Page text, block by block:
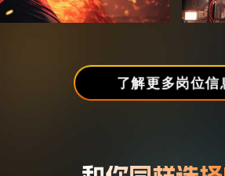
视合成师
10-15K